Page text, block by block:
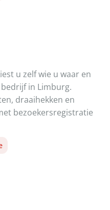
u zelf wie u waar en
in Limburg.
draaihekken en
bezoekersregistratie